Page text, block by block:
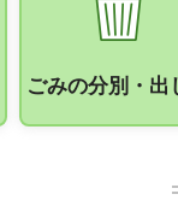
ごみの分別・出